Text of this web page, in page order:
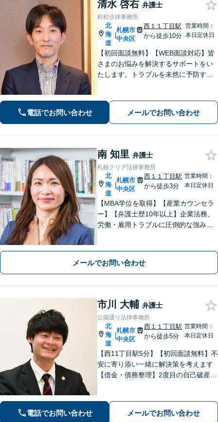
清水 啓右 弁護士
村松法律事務所
北
海
道
|
札幌市
中央区
西１１丁目駅
から徒歩10分
営業時間：
本日定休日
【初回面談無料】【WEB面談対応】皆
さまのお悩みを解決するサポートをい
たします。トラブルを未然に予防する
電話でお問い合わせ メールでお問い合わせ
南 知里 弁護士
札幌クリア法律事務所
北
海
道
|
札幌市
中央区
西１１丁目駅
から徒歩3分
営業時間：
本日定休日
【MBA学位を取得】【産業カウンセラ
ー】【弁護士歴10年以上】企業法務、
労働・雇用トラブルに圧倒的な強みあ
い説明【初回相談無料】
メールでお問い合わせ
市川 大輔 弁護士
公園通り法律事務所
北
海
道
|
札幌市
中央区
西１１丁目駅
から徒歩5分
営業時間：
本日定休日
【西11丁目駅5分】【初回面談無料】不
安に寄り添い一緒に解決策を考えます
【借金・債務整理】2度目の自己破産や
て慰謝料請求や調停・裁判手続を実行
【即日／夜間／休日対応可能】
電話でお問い合わせ メールでお問い合わせ